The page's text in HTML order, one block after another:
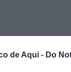
de Aqui - Do
un creativo,
que era